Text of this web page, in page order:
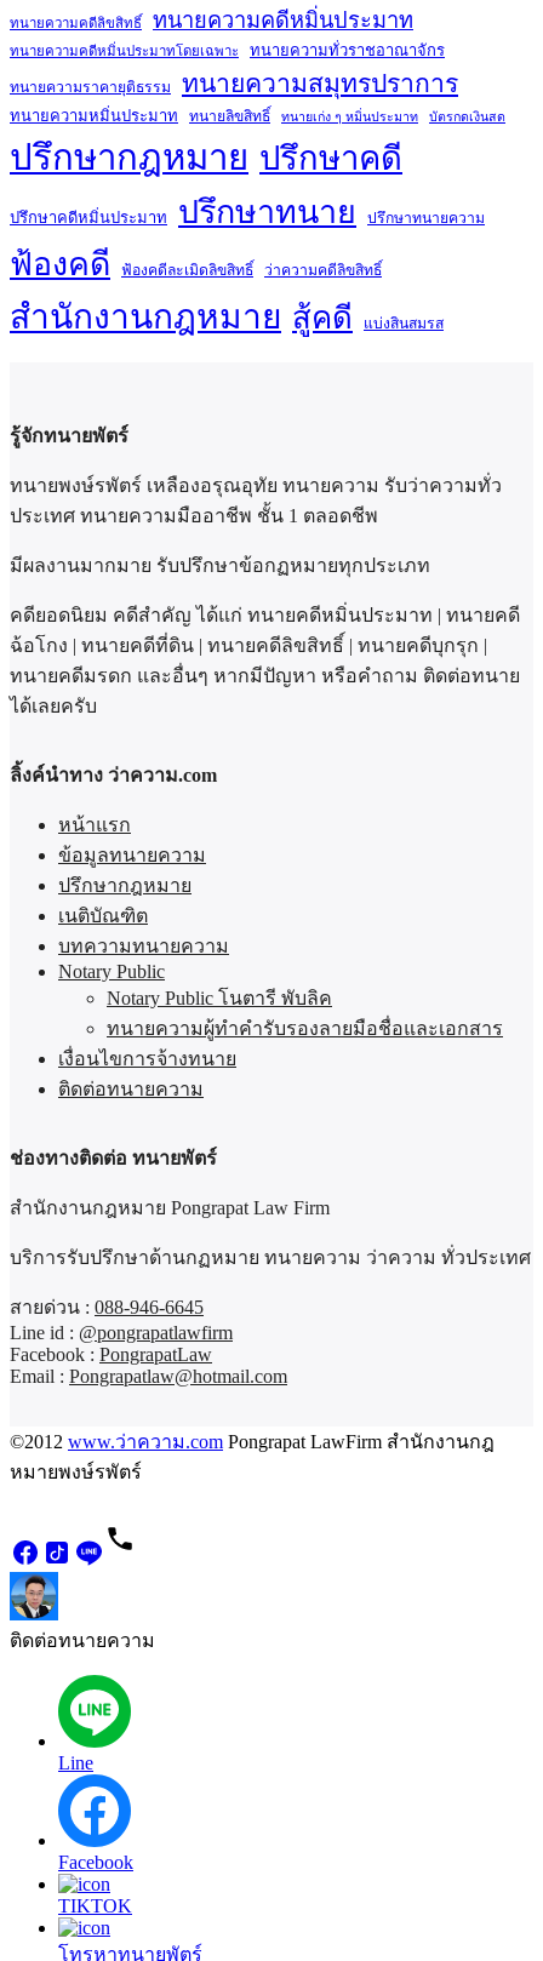
ทนายความคดีลิขสิทธิ์ ทนายความคดีหมิ่นประมาท
ทนายความคดีหมิ่นประมาทโดยเฉพาะ ทนายความทั่วราชอาณาจักร
ทนายความราคายุติธรรม ทนายความสมุทรปราการ
ทนายความหมิ่นประมาท ทนายลิขสิทธิ์ ทนายเก่ง ๆ หมิ่นประมาท บัตรกดเงินสด
ปรึกษากฎหมาย ปรึกษาคดี
ปรึกษาคดีหมิ่นประมาท ปรึกษาทนาย ปรึกษาทนายความ
ฟ้องคดี ฟ้องคดีละเมิดลิขสิทธิ์ ว่าความคดีลิขสิทธิ์
สำนักงานกฎหมาย สู้คดี แบ่งสินสมรส
รู้จักทนายพัตร์
ทนายพงษ์รพัตร์ เหลืองอรุณอุทัย ทนายความ รับว่าความทั่ว
ประเทศ ทนายความมืออาชีพ ชั้น 1 ตลอดชีพ
มีผลงานมากมาย รับปรึกษาข้อกฏหมายทุกประเภท
คดียอดนิยม คดีสำคัญ ได้แก่ ทนายคดีหมิ่นประมาท | ทนายคดี
ฉ้อโกง | ทนายคดีที่ดิน | ทนายคดีลิขสิทธิ์ | ทนายคดีบุกรุก |
ทนายคดีมรดก และอื่นๆ หากมีปัญหา หรือคำถาม ติดต่อทนาย
ได้เลยครับ
ลิ้งค์นำทาง ว่าความ.com
หน้าแรก
ข้อมูลทนายความ
ปรึกษากฎหมาย
เนติบัณฑิต
บทความทนายความ
Notary Public
Notary Public โนตารี พับลิค
ทนายความผู้ทำคำรับรองลายมือชื่อและเอกสาร
เงื่อนไขการจ้างทนาย
ติดต่อทนายความ
ช่องทางติดต่อ ทนายพัตร์
สำนักงานกฎหมาย Pongrapat Law Firm
บริการรับปรึกษาด้านกฏหมาย ทนายความ ว่าความ ทั่วประเทศ
สายด่วน : 088-946-6645
Line id : @pongrapatlawfirm
Facebook : PongrapatLaw
Email : Pongrapatlaw@hotmail.com
©2012 www.ว่าความ.com Pongrapat LawFirm สำนักงานกฎ
หมายพงษ์รพัตร์
ติดต่อทนายความ
Line
Facebook
TIKTOK
โทรหาทนายพัตร์